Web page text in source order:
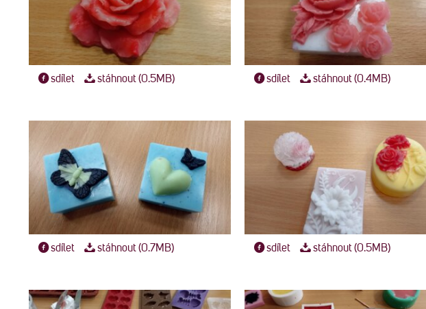
sdílet stáhnout (0.5MB) sdílet stáhnout (0.4MB)
sdílet stáhnout (0.7MB) sdílet stáhnout (0.5MB)